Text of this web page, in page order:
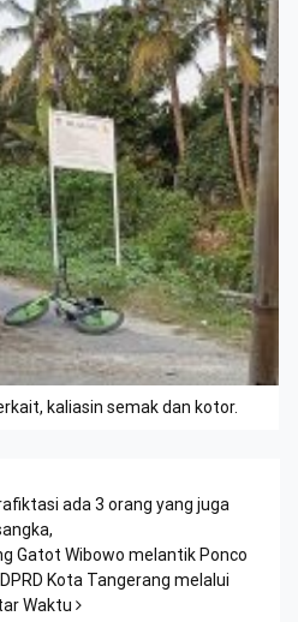
kaliasin semak dan kotor.
ada 3 orang yang juga
Gatot Wibowo melantik Ponco
Kota Tangerang melalui
Waktu